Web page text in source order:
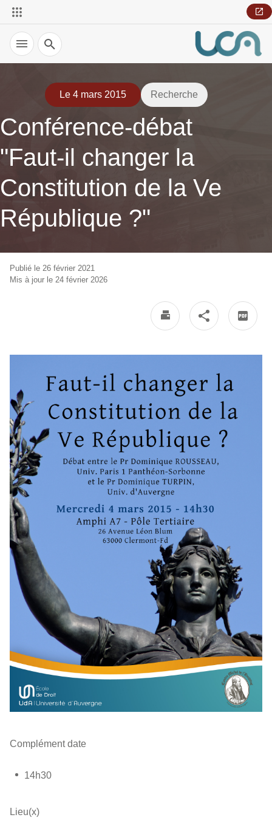
Recherche
Le 4 mars 2015 Recherche
Conférence-débat
"Faut-il changer la
Constitution de la Ve
République ?"
Publié le 26 février 2021
Mis à jour le 24 février 2026
Complément date
14h30
Lieu(x)